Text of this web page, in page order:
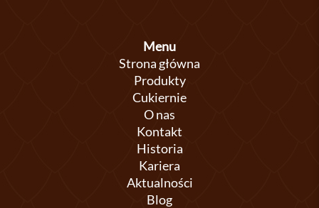
Menu
Strona główna
Produkty
Cukiernie
O nas
Kontakt
Historia
Kariera
Aktualności
Blog